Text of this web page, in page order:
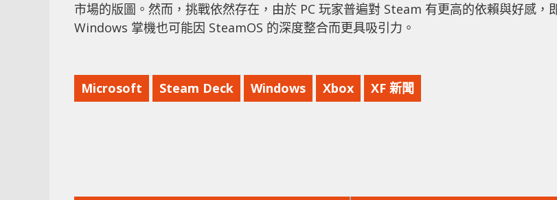
市場的版圖。然而，挑戰依然存在，由於 PC 玩家普遍對 Steam 有更高的依賴與好感，
Windows 掌機也可能因 SteamOS 的深度整合而更具吸引力。
Microsoft Steam Deck Windows Xbox XF 新聞